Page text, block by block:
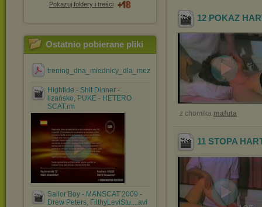
Pokazuj foldery i treści
Ostatnio pobierane pliki
trening_dna_miednicy_dla_mezczyzn.pdf
Hightide - Shit Dinner -
lizańsko, PUKE - HETERO
SCAT.rm
Sailor Boy - MANSCAT 2009 -
Drew Peters, FilthyLeviStu....avi
12 POKAZ
z chomika mafuta
11 STOPA